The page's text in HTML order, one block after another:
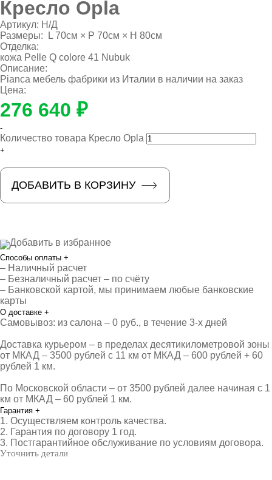
Кресло Opla
Артикул: Н/Д
Размеры:
L 70см × P 70см × H 80см
Отделка:
кожа Pelle Q colore 41 Nubuk
Описание:
Pianca мебель фабрики из Италии в наличии на заказ
Цена:
276 640 ₽
-
Количество товара Кресло Opla
+
ДОБАВИТЬ В КОРЗИНУ
Добавить в избранное
Способы оплаты +
– Наличный расчет
– Безналичный расчет – по счёту
– Банковской картой, мы принимаем любые банковские
карты
О доставке +
Самовывоз: из салона – 0 руб., в течение 3-х дней
Доставка курьером – в пределах десятикилометровой зоны
от МКАД – 3500 рублей с 11 км от МКАД – 600 рублей + 60
рублей 1 км.
По Московской области – от 3500 рублей далее начиная с 1
км от МКАД – 60 рублей 1 км.
Гарантия +
1. Осуществляем контроль качества.
2. Гарантия по договору 1 год.
3. Постгарантийное обслуживание по условиям договора.